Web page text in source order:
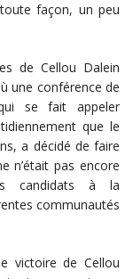
façon, un peu
de Cellou Dalein
une conférence de
se fait appeler
que le
a décidé de faire
n’était pas encore
candidats à la
communautés
victoire de Cellou